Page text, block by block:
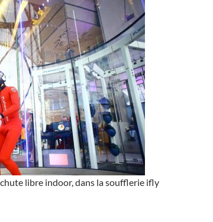
libre indoor, dans la soufflerie ifly